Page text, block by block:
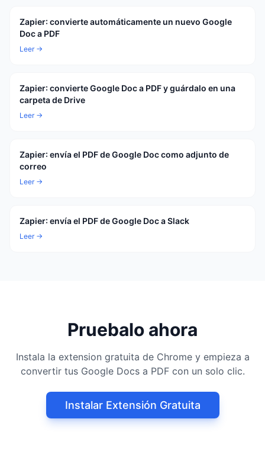
Zapier: convierte automáticamente un nuevo Google
Doc a PDF
Leer →
Zapier: convierte Google Doc a PDF y guárdalo en una
carpeta de Drive
Leer →
Zapier: envía el PDF de Google Doc como adjunto de
correo
Leer →
Zapier: envía el PDF de Google Doc a Slack
Leer →
Pruebalo ahora
Instala la extension gratuita de Chrome y empieza a
convertir tus Google Docs a PDF con un solo clic.
Instalar Extensión Gratuita